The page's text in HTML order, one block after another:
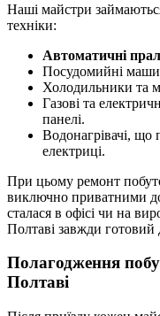
Наші майстри
техніки:
Автоматичні
Посудомийні
Холодильники та
Газові та
панелі.
Водонагрівачі, що
електриці.
При цьому ремонт
виключно приватними
сталася в офісі чи на
Полтаві завжди готовий
Полагодження
Полтаві